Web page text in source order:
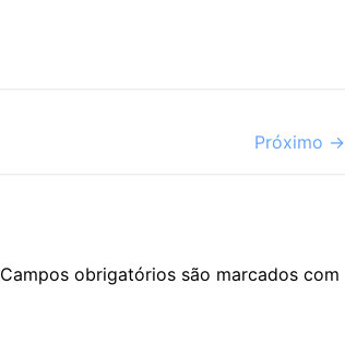
Próximo →
Campos obrigatórios são marcados com